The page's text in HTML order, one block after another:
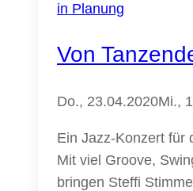
in Planung
Von
Do., 23.04.2020Mi.,
Ein Jazz-Konzert für
Mit viel Groove,
bringen Steffi